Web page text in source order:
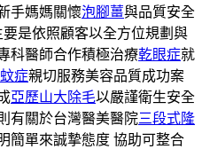
手媽媽關懷泡腳薑與品質安全
是依照顧客以全方位規劃與
科醫師合作積極治療乾眼症就
症親切服務美容品質成功案
亞歷山大除毛以嚴謹衛生安全
有關於台灣醫美醫院三段式隆
簡單來誠摯態度 協助可整合